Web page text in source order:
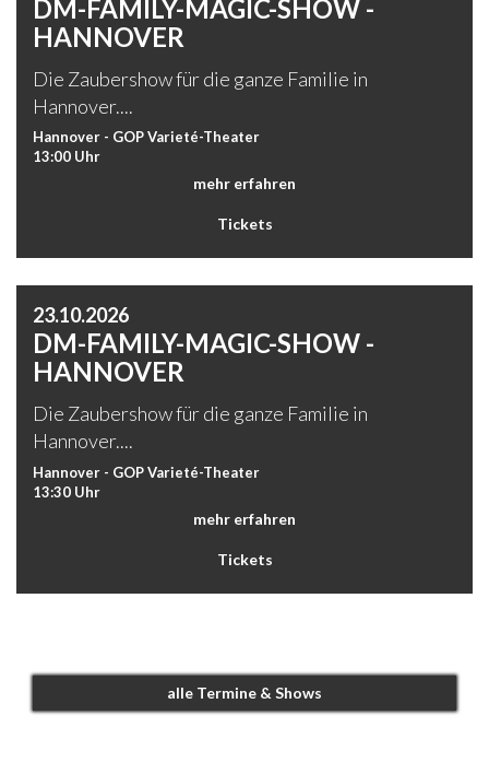
DM-FAMILY-MAGIC-SHOW -
HANNOVER
Die Zaubershow für die ganze Familie in
Hannover....
Hannover - GOP Varieté-Theater
13:00 Uhr
mehr erfahren
Tickets
23.10.2026
DM-FAMILY-MAGIC-SHOW -
HANNOVER
Die Zaubershow für die ganze Familie in
Hannover....
Hannover - GOP Varieté-Theater
13:30 Uhr
mehr erfahren
Tickets
alle Termine & Shows